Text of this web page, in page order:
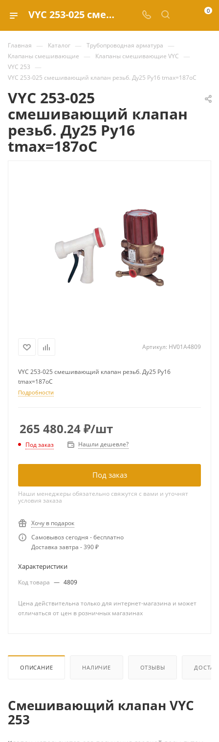
VYC 253-025 смешивающий клапан резьб. Ду25 Ру16 tmax=187oC купить за 265 480.24 ₽ | Valve.ru 0
Главная — Каталог — Трубопроводная арматура —
Клапаны смешивающие — Клапаны смешивающие VYC —
VYC 253 —
VYC 253-025 смешивающий клапан резьб. Ду25 Ру16 tmax=187oC
VYC 253-025
смешивающий клапан
резьб. Ду25 Ру16
tmax=187oC
Артикул: HV01A4809
VYC 253-025 смешивающий клапан резьб. Ду25 Ру16
tmax=187oC
Подробности
265 480.24₽/шт
Под заказ Нашли дешевле?
Под заказ
Наши менеджеры обязательно свяжутся с вами и уточнят
условия заказа
Хочу в подарок
Самовывоз сегодня - бесплатно
Доставка завтра - 390 ₽
Характеристики
Код товара — 4809
Цена действительна только для интернет-магазина и может
отличаться от цен в розничных магазинах
ОПИСАНИЕ НАЛИЧИЕ ОТЗЫВЫ
Смешивающий клапан VYC
253